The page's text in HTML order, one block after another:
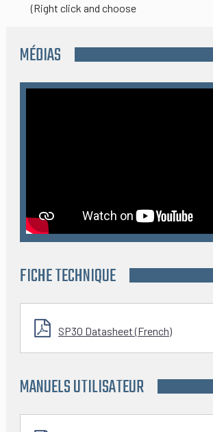
(Right click and choose
MÉDIAS
FICHE TECHNIQUE
SP30 Datasheet (French)
MANUELS UTILISATEUR